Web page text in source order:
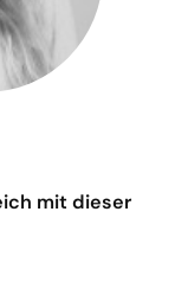
mit dieser